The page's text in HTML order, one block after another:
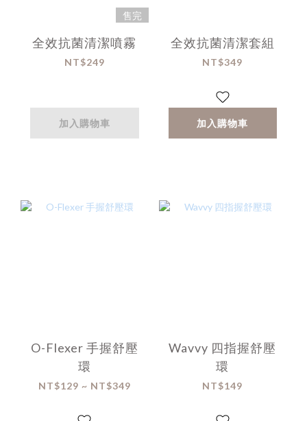
售完
全效抗菌清潔噴霧
NT$249
加入購物車
全效抗菌清潔套組
NT$349
加入購物車
O-Flexer 手握舒壓
環
NT$129 ~ NT$349
Wavvy 四指握舒壓
環
NT$149